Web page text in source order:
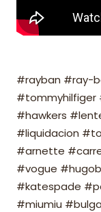
#rayban #ray-
#tommyhilfiger
#hawkers
#liquidacion
#arnette
#vogue
#katespade
#miumiu